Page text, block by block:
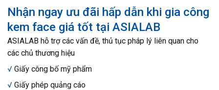
Nhận ngay ưu đãi hấp dẫn khi gia công
kem face giá tốt tại ASIALAB
ASIALAB hỗ trợ các vấn đề, thủ tục pháp lý liên quan cho
các chủ thương hiệu
√ Giấy công bố mỹ phẩm
√ Giấy phép quảng cáo